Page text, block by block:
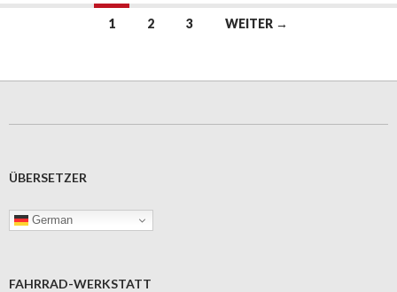
1 2 3 WEITER →
ÜBERSETZER
German
FAHRRAD-WERKSTATT